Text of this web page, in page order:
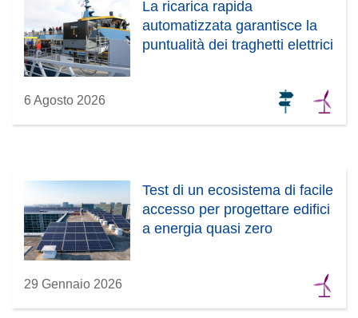
La ricarica rapida
automatizzata garantisce la
puntualità dei traghetti elettrici
6 Agosto 2026
Test di un ecosistema di facile
accesso per progettare edifici
a energia quasi zero
29 Gennaio 2026